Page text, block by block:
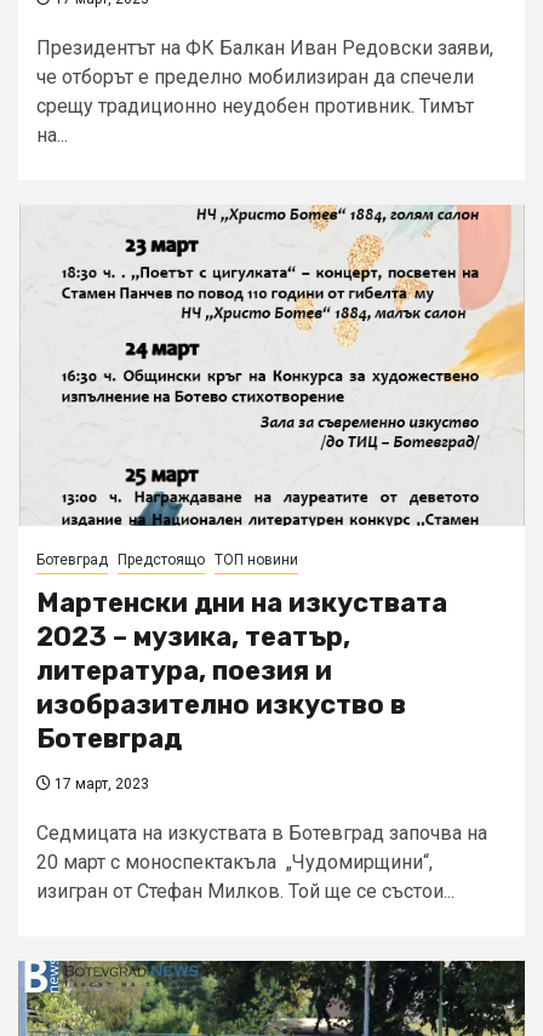
Президентът на ФК Балкан Иван Редовски заяви,
че отборът е пределно мобилизиран да спечели
срещу традиционно неудобен противник. Тимът
на...
Ботевград Предстоящо ТОП новини
Мартенски дни на изкуствата
2023 – музика, театър,
литература, поезия и
изобразително изкуство в
Ботевград
17 март, 2023
Седмицата на изкуствата в Ботевград започва на
20 март с моноспектакъла „Чудомирщини“,
изигран от Стефан Милков. Той ще се състои...